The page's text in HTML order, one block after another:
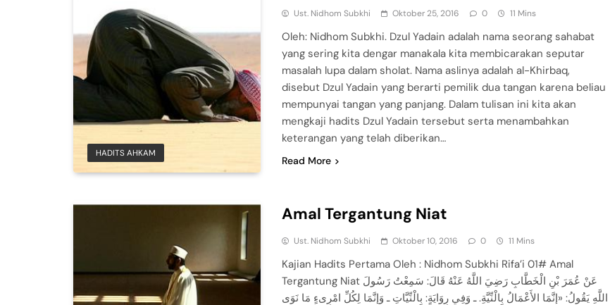
HADITS AHKAM
Ust. Nidhom Subkhi Oktober 25, 2016 0 11 Mins
Oleh: Nidhom Subkhi. Dzul Yadain adalah nama seorang sahabat
yang sering kita dengar manakala kita membicarakan seputar
masalah lupa dalam sholat. Nama aslinya adalah al-Khirbaq,
disebut Dzul Yadain yang berarti pemilik dua tangan karena beliau
mempunyai tangan yang panjang. Dalam tulisan ini kita akan
mengkaji hadits Dzul Yadain tersebut serta menambahkan
keterangan yang telah diberikan…
Read More
Amal Tergantung Niat
Ust. Nidhom Subkhi Oktober 10, 2016 0 11 Mins
Kajian Hadits Pertama Oleh : Nidhom Subkhi Rifa’i 01# Amal
Tergantung Niat عَنْ عُمَرَ بْنِ الْخَطَّابِ رَضِيَ اللَّهُ عَنْهُ قَالَ: سَمِعْتُ رَسُولَ
اللَّهِ يَقُولُ: «إنَّمَا الأَعْمَالُ بِالْنِّيَّةِ. ـ وَفِي رِوَايَةٍ: بِالْنِّيَّاتِ ـ وَإنَّمَا لِكُلِّ امْرِىءٍ مَا نَوَى